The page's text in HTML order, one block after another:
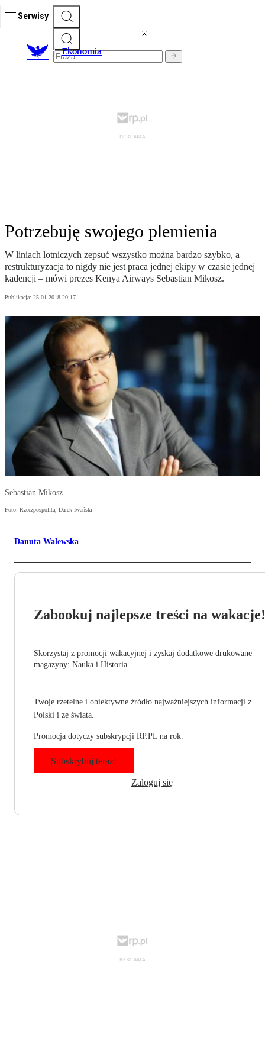
Serwisy
Ekonomia
Potrzebuję swojego plemienia
W liniach lotniczych zepsuć wszystko można bardzo szybko, a
restrukturyzacja to nigdy nie jest praca jednej ekipy w czasie jednej
kadencji – mówi prezes Kenya Airways Sebastian Mikosz.
Publikacja: 25.01.2018 20:17
Sebastian Mikosz
Foto: Rzeczpospolita, Darek Iwański
Danuta Walewska
Zabookuj najlepsze treści na wakacje!
Skorzystaj z promocji wakacyjnej i zyskaj dodatkowe drukowane
magazyny: Nauka i Historia.
Twoje rzetelne i obiektywne źródło najważniejszych informacji z
Polski i ze świata.
Promocja dotyczy subskrypcji RP.PL na rok.
Subskrybuj teraz!
Zaloguj się